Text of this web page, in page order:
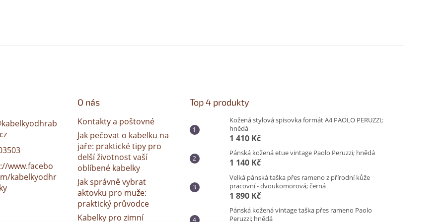
kabelkyodhrab
www.facebo
kabelkyodhr
O nás
Kontakty a poštovné
Jak pečovat o kabelku na
jaře: praktické tipy pro
delší životnost vaší
oblíbené kabelky
Jak správně vybrat
aktovku pro muže:
praktický průvodce
Kabelky pro zimní
Top 4 produkty
Kožená stylová spisovka formát A4 PAOLO PERUZZI;
hnědá
1 410 Kč
Pánská kožená etue vintage Paolo Peruzzi; hnědá
1 140 Kč
Velká pánská taška přes rameno z přírodní kůže
pracovní - dvoukomorová; černá
1 890 Kč
Pánská kožená vintage taška přes rameno Paolo
Peruzzi; hnědá